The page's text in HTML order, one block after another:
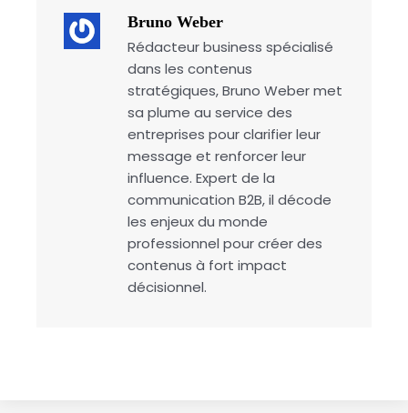
Bruno Weber
Rédacteur business spécialisé
dans les contenus
stratégiques, Bruno Weber met
sa plume au service des
entreprises pour clarifier leur
message et renforcer leur
influence. Expert de la
communication B2B, il décode
les enjeux du monde
professionnel pour créer des
contenus à fort impact
décisionnel.